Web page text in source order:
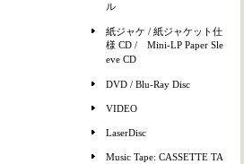
ル
紙ジャケ / 紙ジャケット仕
様 CD / Mini-LP Paper Sle
eve CD
DVD / Blu-Ray Disc
VIDEO
LaserDisc
Music Tape: CASSETTE TA